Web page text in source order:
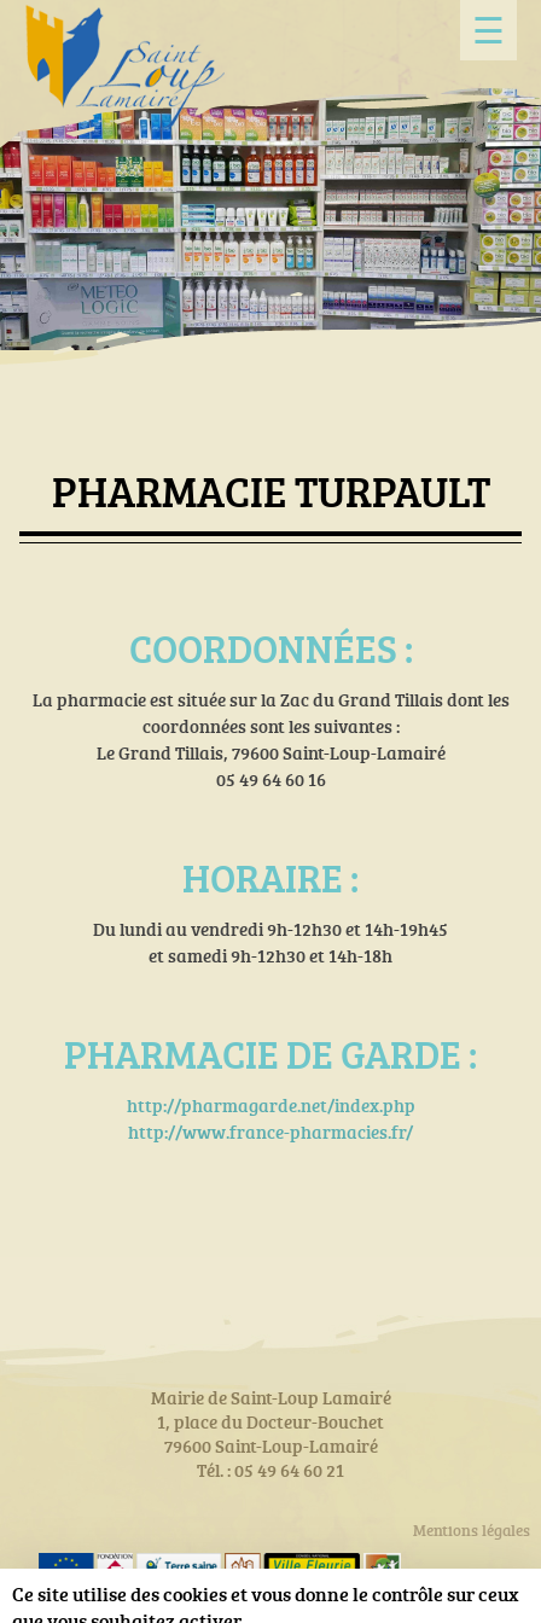
Panneau de gestion des cookies
Ce site utilise des cookies et vous donne le contrôle sur ceux
☰
PHARMACIE TURPAULT
COORDONNÉES :
La pharmacie est située sur la Zac du Grand Tillais dont les
coordonnées sont les suivantes :
Le Grand Tillais, 79600 Saint-Loup-Lamairé
05 49 64 60 16
HORAIRE :
Du lundi au vendredi 9h-12h30 et 14h-19h45
et samedi 9h-12h30 et 14h-18h
PHARMACIE DE GARDE :
http://pharmagarde.net/index.php
http://www.france-pharmacies.fr/
Mairie de Saint-Loup Lamairé
1, place du Docteur-Bouchet
79600 Saint-Loup-Lamairé
Tél. : 05 49 64 60 21
Mentions légales